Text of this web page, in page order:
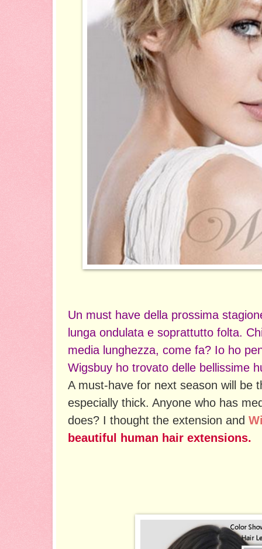
Un must have della prossima
lunga ondulata e soprattutto folta.
media lunghezza, come fa? Io ho
Wigsbuy ho trovato delle bellissime
A must-have for next season will be
especially thick. Anyone who has
does? I thought the extension and
beautiful human hair extensions.